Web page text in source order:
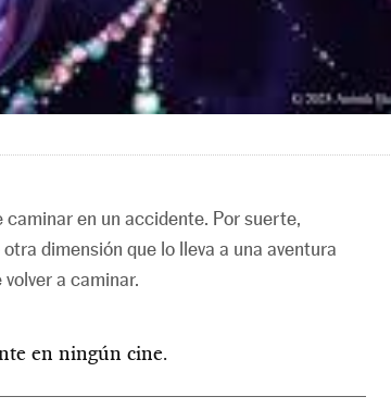
caminar en un accidente. Por suerte,
dimensión que lo lleva a una aventura
a caminar.
en ningún cine.